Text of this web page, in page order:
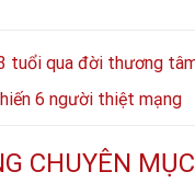
tuổi qua đời thương
6 người thiệt mạng
CHUYÊN MỤC